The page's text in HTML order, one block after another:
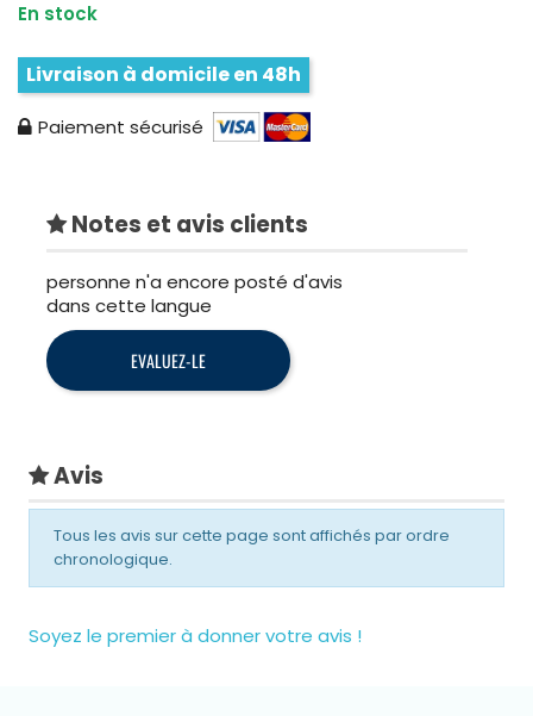
En stock
Livraison à domicile en 48h
Paiement sécurisé
Notes et avis clients
personne n'a encore posté d'avis
dans cette langue
EVALUEZ-LE
Avis
Tous les avis sur cette page sont affichés par ordre
chronologique.
Soyez le premier à donner votre avis !